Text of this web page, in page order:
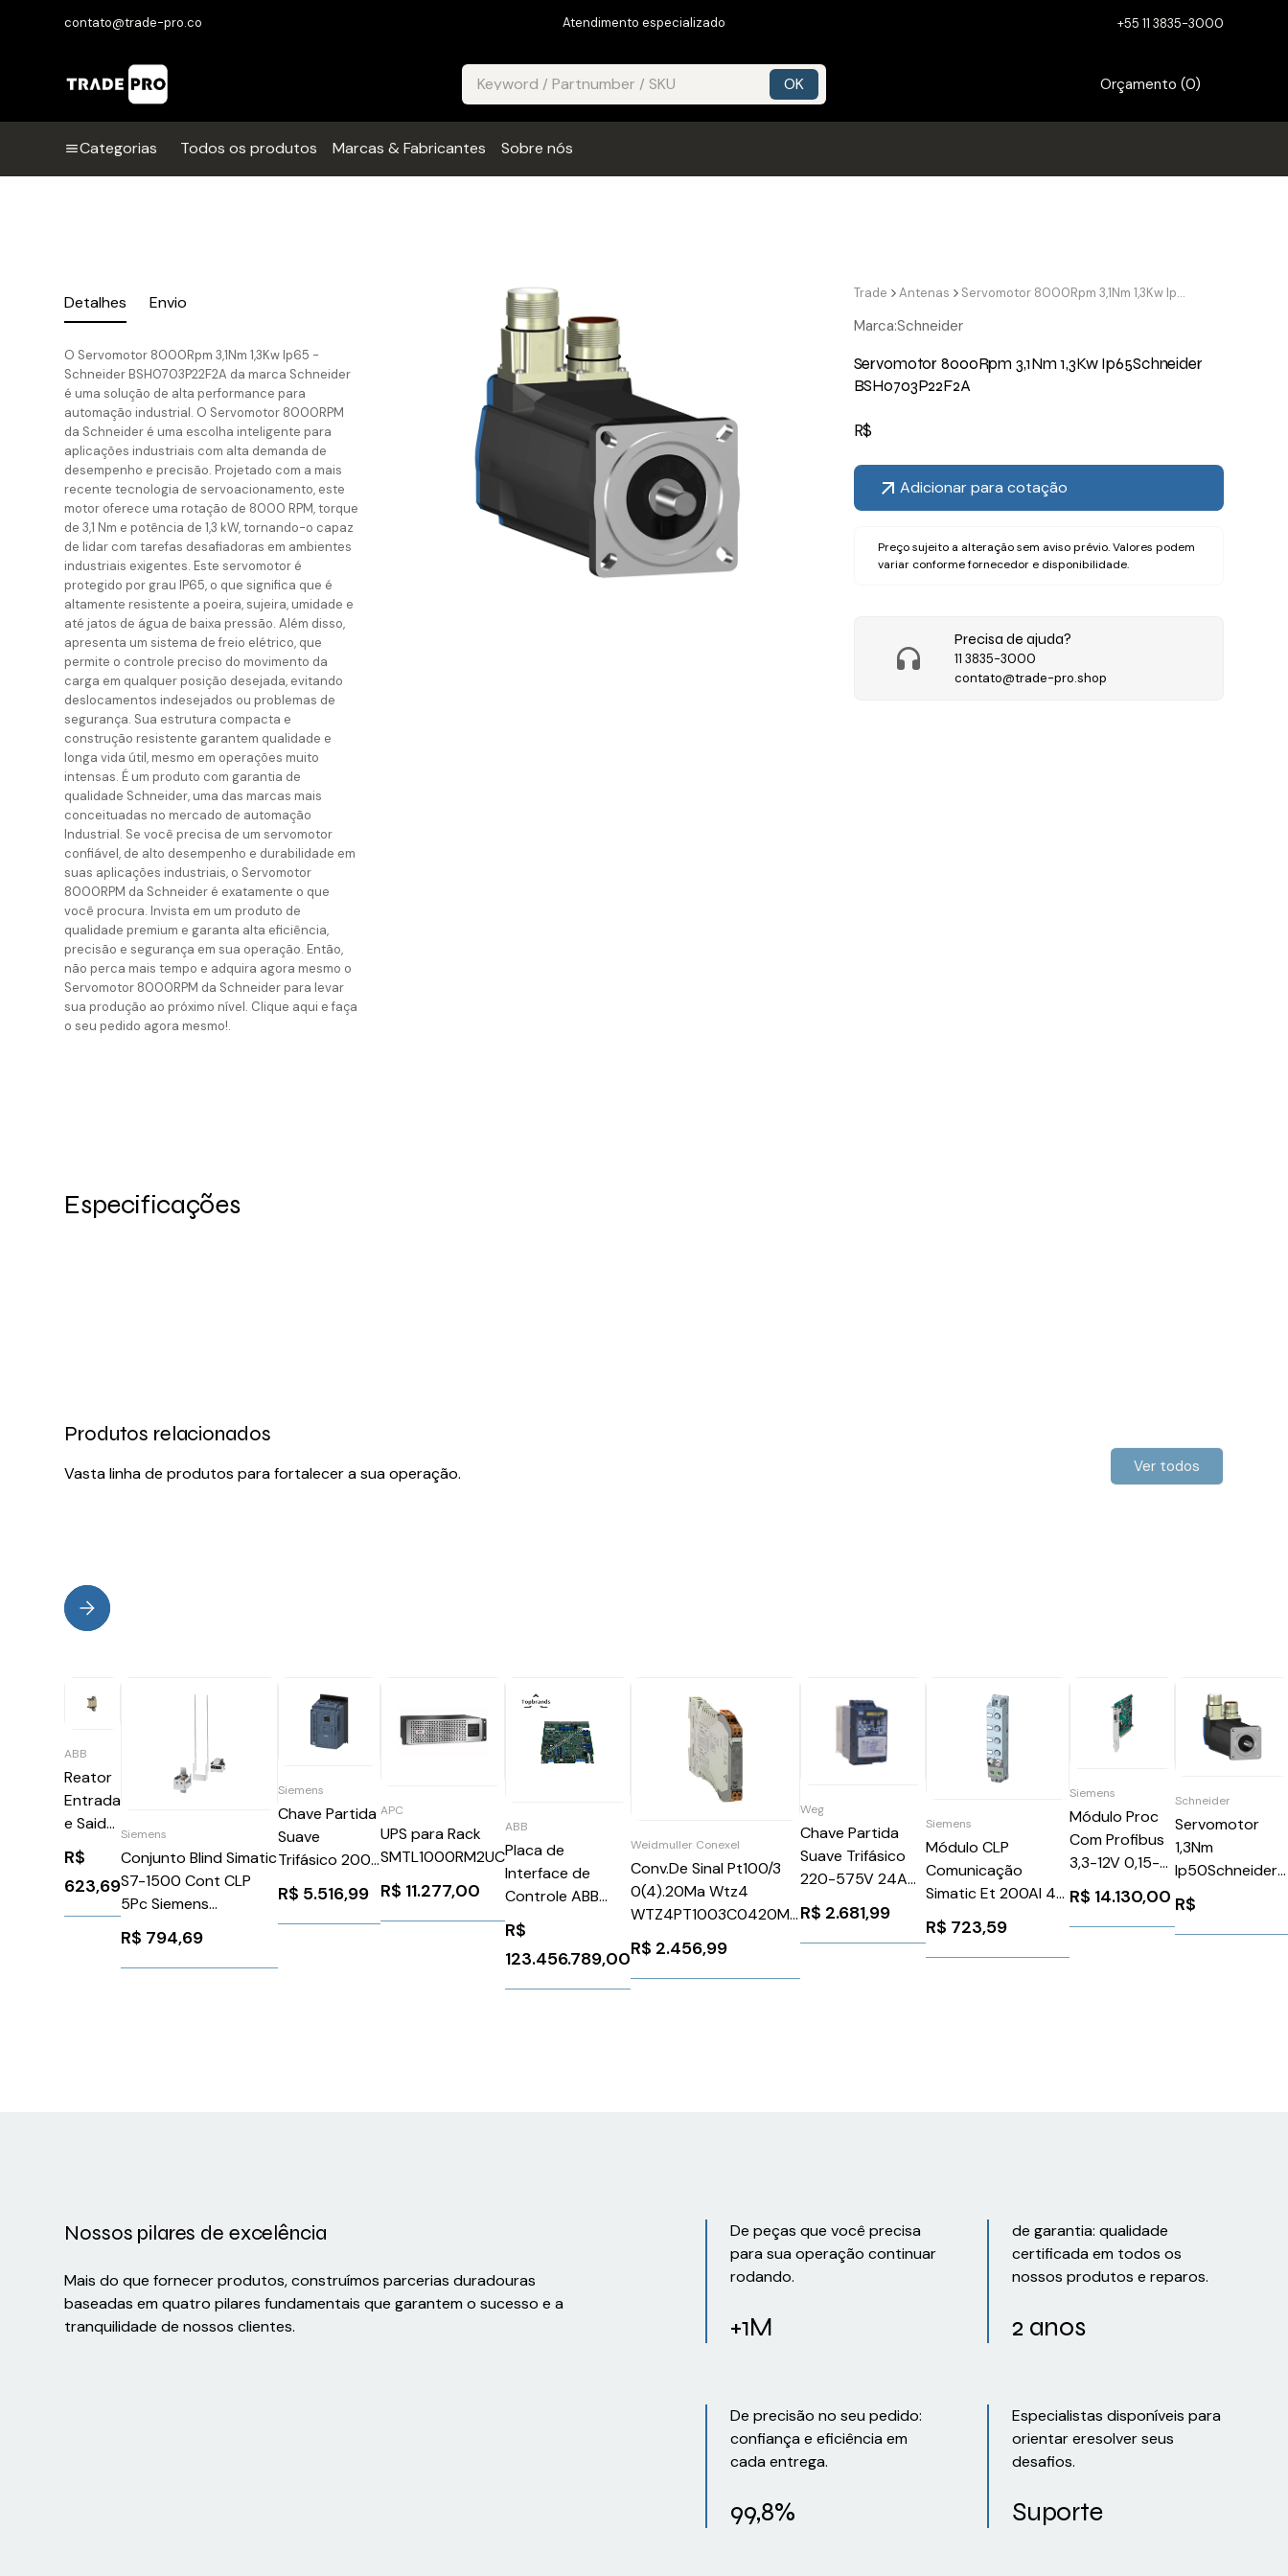
contato@trade-pro.co Atendimento especializado +55 11 3835-3000
Orçamento (0)
Categorias Todos os produtos Marcas & Fabricantes Sobre nós
Detalhes Envio
O Servomotor 8000Rpm 3,1Nm 1,3Kw Ip65 -
Schneider BSH0703P22F2A da marca Schneider
é uma solução de alta performance para
automação industrial. O Servomotor 8000RPM
da Schneider é uma escolha inteligente para
aplicações industriais com alta demanda de
desempenho e precisão. Projetado com a mais
recente tecnologia de servoacionamento, este
motor oferece uma rotação de 8000 RPM, torque
de 3,1 Nm e potência de 1,3 kW, tornando-o capaz
de lidar com tarefas desafiadoras em ambientes
industriais exigentes. Este servomotor é
protegido por grau IP65, o que significa que é
altamente resistente a poeira, sujeira, umidade e
até jatos de água de baixa pressão. Além disso,
apresenta um sistema de freio elétrico, que
permite o controle preciso do movimento da
carga em qualquer posição desejada, evitando
deslocamentos indesejados ou problemas de
segurança. Sua estrutura compacta e
construção resistente garantem qualidade e
longa vida útil, mesmo em operações muito
intensas. É um produto com garantia de
qualidade Schneider, uma das marcas mais
conceituadas no mercado de automação
Industrial. Se você precisa de um servomotor
confiável, de alto desempenho e durabilidade em
suas aplicações industriais, o Servomotor
8000RPM da Schneider é exatamente o que
você procura. Invista em um produto de
qualidade premium e garanta alta eficiência,
precisão e segurança em sua operação. Então,
não perca mais tempo e adquira agora mesmo o
Servomotor 8000RPM da Schneider para levar
sua produção ao próximo nível. Clique aqui e faça
o seu pedido agora mesmo!.
Trade Antenas Servomotor 8000Rpm 3,1Nm 1,3Kw Ip65Schneider BSH0703P22F2A
Marca:Schneider
Servomotor 8000Rpm 3,1Nm 1,3Kw Ip65Schneider
BSH0703P22F2A
R$
Adicionar para cotação
Preço sujeito a alteração sem aviso prévio. Valores podem
variar conforme fornecedor e disponibilidade.
Precisa de ajuda?
11 3835-3000
contato@trade-pro.shop
Especificações
Produtos relacionados
Vasta linha de produtos para fortalecer a sua operação. Ver todos
ABB
Reator
Entrada
e Saida
CHKA1
ABB
49888
R$
623,69
Siemens
Conjunto Blind Simatic
S7-1500 Cont CLP
5Pc Siemens
6ES75905CA000AA0
R$ 794,69
Siemens
Chave Partida
Suave
Trifásico 200
690V 25A 110
220V
3RW55211HA16
R$ 5.516,99
APC
UPS para Rack
SMTL1000RM2UC
R$ 11.277,00
ABB
Placa de
Interface de
Controle ABB
SDCS-CON-2B
R$
123.456.789,00
Weidmuller Conexel
Conv.De Sinal Pt100/3
0(4).20Ma Wtz4
WTZ4PT1003C0420MA
Weidmuller Conexel
8432160000
R$ 2.456,99
Weg
Chave Partida
Suave Trifásico
220-575V 24A
110-220V
SSW080024T5SZ
WEG Weg
R$ 2.681,99
Siemens
Módulo CLP
Comunicação
Simatic Et 200Al 4E
8S Digitais 24V M12
Siemens
6ES71415AF000BA0
R$ 723,59
Siemens
Módulo Proc
Com Profibus
3,3-12V 0,15-
0,25A Siemens
6GK15613AA02
R$ 14.130,00
Schneider
Servomotor
1,3Nm
Ip50Schneider
R$
Nossos pilares de excelência
Mais do que fornecer produtos, construímos parcerias duradouras
baseadas em quatro pilares fundamentais que garantem o sucesso e a
tranquilidade de nossos clientes.
De peças que você precisa
para sua operação continuar
rodando.
+1M
de garantia: qualidade
certificada em todos os
nossos produtos e reparos.
2 anos
De precisão no seu pedido:
confiança e eficiência em
cada entrega.
99,8%
Especialistas disponíveis para
orientar eresolver seus
desafios.
Suporte